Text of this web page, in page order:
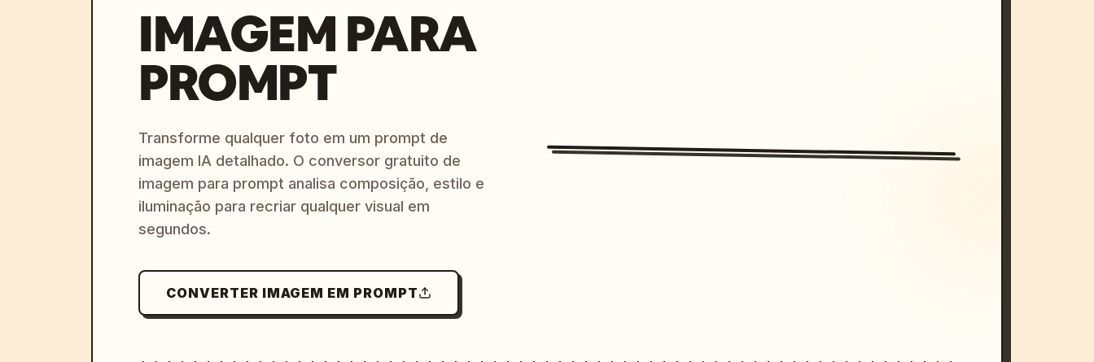
IMAGEM PARA
PROMPT
Transforme qualquer foto em um prompt de
imagem IA detalhado. O conversor gratuito de
imagem para prompt analisa composição, estilo e
iluminação para recriar qualquer visual em
segundos.
CONVERTER IMAGEM EM PROMPT